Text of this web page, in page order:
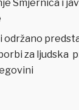
Smjernica i
održano
za ljudska